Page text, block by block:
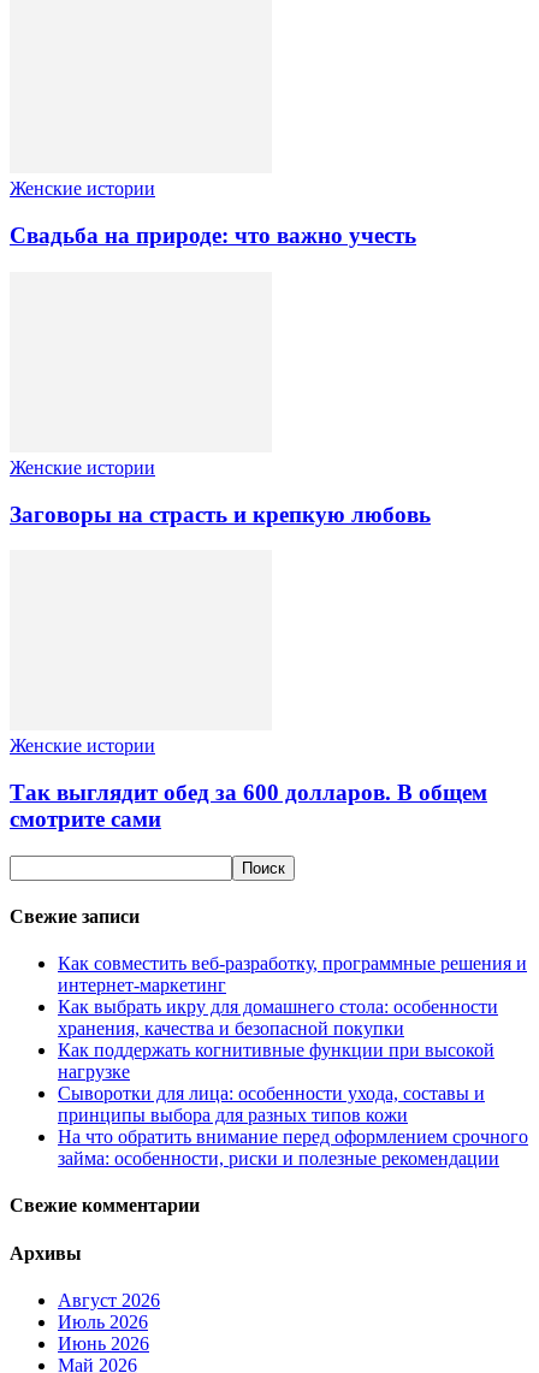
Женские истории
Свадьба на природе: что важно учесть
Женские истории
Заговоры на страсть и крепкую любовь
Женские истории
Так выглядит обед за 600 долларов. В общем
смотрите сами
Свежие записи
Как совместить веб-разработку, программные решения и
интернет-маркетинг
Как выбрать икру для домашнего стола: особенности
хранения, качества и безопасной покупки
Как поддержать когнитивные функции при высокой
нагрузке
Сыворотки для лица: особенности ухода, составы и
принципы выбора для разных типов кожи
На что обратить внимание перед оформлением срочного
займа: особенности, риски и полезные рекомендации
Свежие комментарии
Архивы
Август 2026
Июль 2026
Июнь 2026
Май 2026